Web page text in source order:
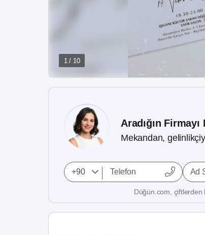
1 / 10
Aradığın
Mekandan,
Ad
Düğün.com, çiftlerden